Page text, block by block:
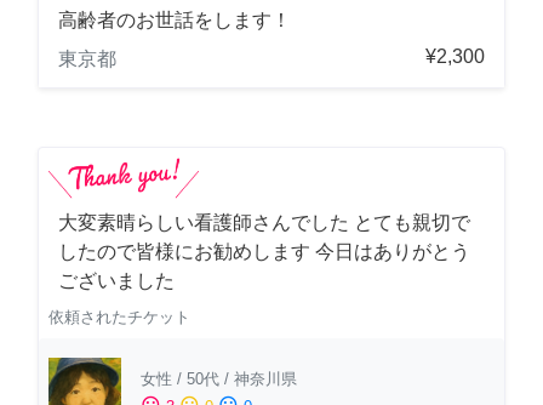
高齢者のお世話をします！
東京都
¥2,300
大変素晴らしい看護師さんでした とても親切で
したので皆様にお勧めします 今日はありがとう
ございました
依頼されたチケット
女性 / 50代 / 神奈川県